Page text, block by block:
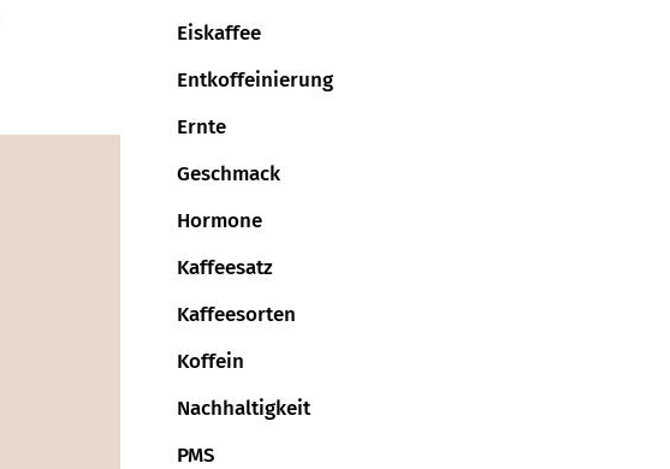
Eiskaffee
Entkoffeinierung
Ernte
Geschmack
Hormone
Kaffeesatz
Kaffeesorten
Koffein
Nachhaltigkeit
PMS